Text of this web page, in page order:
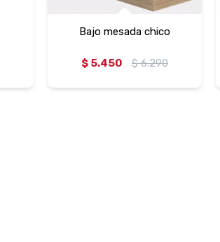
Bajo mesada chico
$ 5.450 $ 6.290